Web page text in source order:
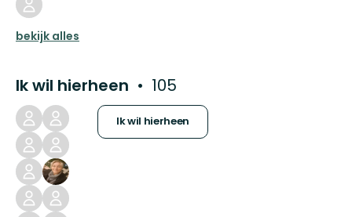
bekijk alles
Ik wil hierheen 105
Ik wil hierheen